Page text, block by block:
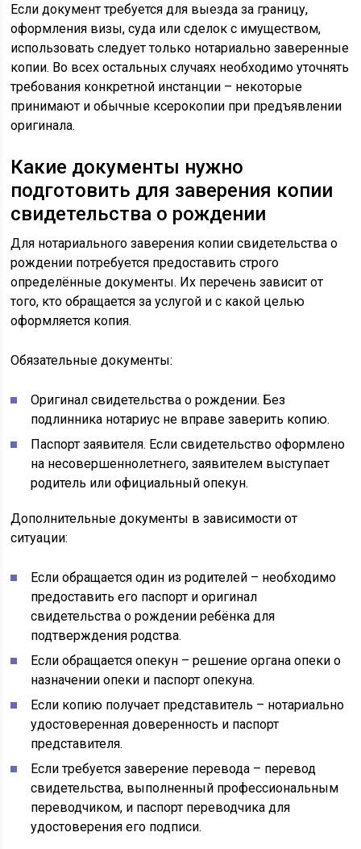
Если документ требуется для выезда за границу,
оформления визы, суда или сделок с имуществом,
использовать следует только нотариально заверенные
копии. Во всех остальных случаях необходимо уточнять
требования конкретной инстанции – некоторые
принимают и обычные ксерокопии при предъявлении
оригинала.
Какие документы нужно
подготовить для заверения копии
свидетельства о рождении
Для нотариального заверения копии свидетельства о
рождении потребуется предоставить строго
определённые документы. Их перечень зависит от
того, кто обращается за услугой и с какой целью
оформляется копия.
Обязательные документы:
Оригинал свидетельства о рождении. Без
подлинника нотариус не вправе заверить копию.
Паспорт заявителя. Если свидетельство оформлено
на несовершеннолетнего, заявителем выступает
родитель или официальный опекун.
Дополнительные документы в зависимости от
ситуации:
Если обращается один из родителей – необходимо
предоставить его паспорт и оригинал
свидетельства о рождении ребёнка для
подтверждения родства.
Если обращается опекун – решение органа опеки о
назначении опеки и паспорт опекуна.
Если копию получает представитель – нотариально
удостоверенная доверенность и паспорт
представителя.
Если требуется заверение перевода – перевод
свидетельства, выполненный профессиональным
переводчиком, и паспорт переводчика для
удостоверения его подписи.